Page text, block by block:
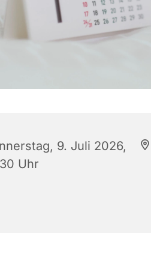
9. Juli 2026,
Uhr